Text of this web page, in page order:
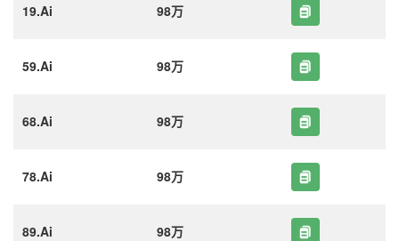
19.Ai 98万
59.Ai 98万
68.Ai 98万
78.Ai 98万
89.Ai 98万